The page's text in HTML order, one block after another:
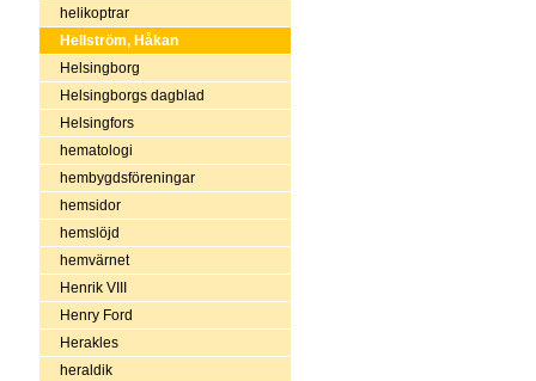
helikoptrar
Hellström, Håkan
Helsingborg
Helsingborgs dagblad
Helsingfors
hematologi
hembygdsföreningar
hemsidor
hemslöjd
hemvärnet
Henrik VIII
Henry Ford
Herakles
heraldik